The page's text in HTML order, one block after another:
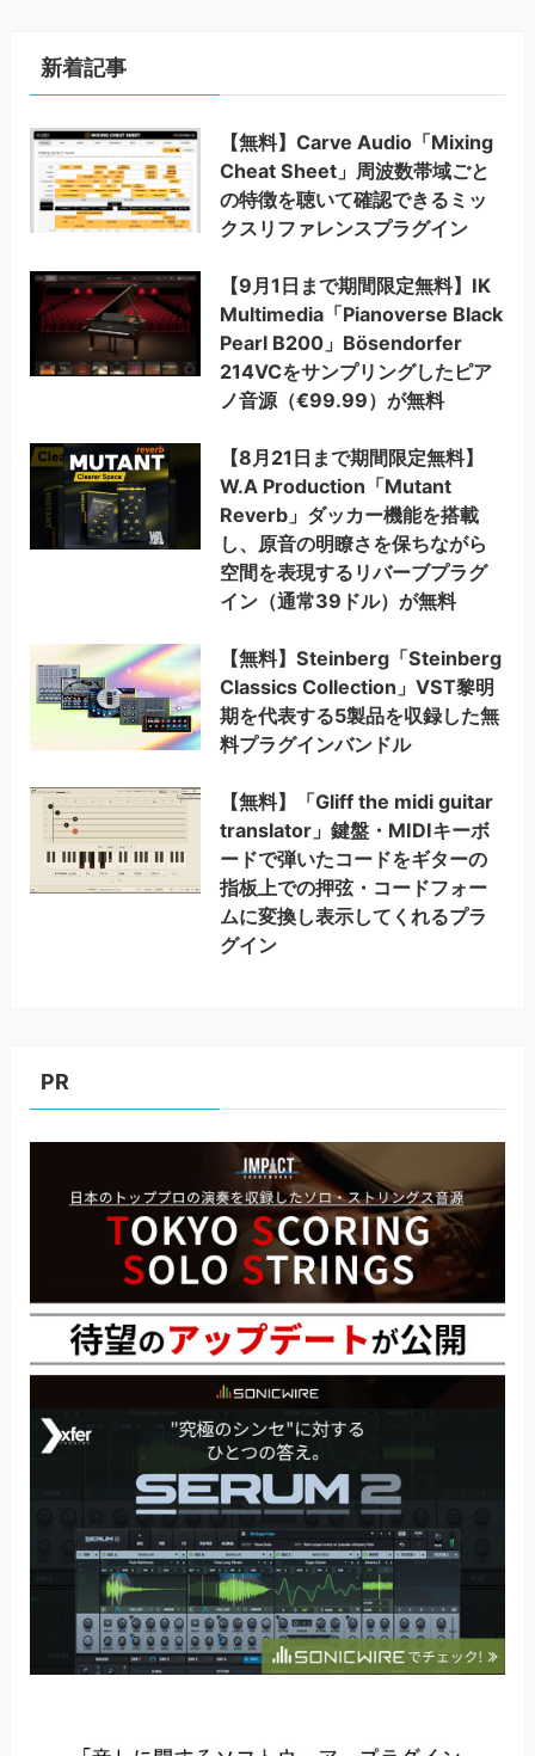
新着記事
【無料】Carve Audio「Mixing
Cheat Sheet」周波数帯域ごと
の特徴を聴いて確認できるミッ
クスリファレンスプラグイン
【9月1日まで期間限定無料】IK
Multimedia「Pianoverse Black
Pearl B200」Bösendorfer
214VCをサンプリングしたピア
ノ音源（€99.99）が無料
【8月21日まで期間限定無料】
W.A Production「Mutant
Reverb」ダッカー機能を搭載
し、原音の明瞭さを保ちながら
空間を表現するリバーブプラグ
イン（通常39ドル）が無料
【無料】Steinberg「Steinberg
Classics Collection」VST黎明
期を代表する5製品を収録した無
料プラグインバンドル
【無料】「Gliff the midi guitar
translator」鍵盤・MIDIキーボ
ードで弾いたコードをギターの
指板上での押弦・コードフォー
ムに変換し表示してくれるプラ
グイン
PR